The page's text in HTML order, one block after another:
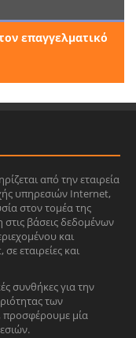
επαγγελματικό
από την εταιρεία
υπηρεσιών Internet,
στον τομέα της
βάσεις δεδομένων
και
εταιρείες και
συνθήκες για την
των
προσφέρουμε μία